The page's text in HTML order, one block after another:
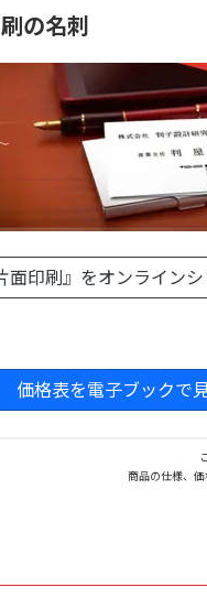
の名刺
面印刷』をオンライン
価格表を電子ブックで
商品の仕様、価